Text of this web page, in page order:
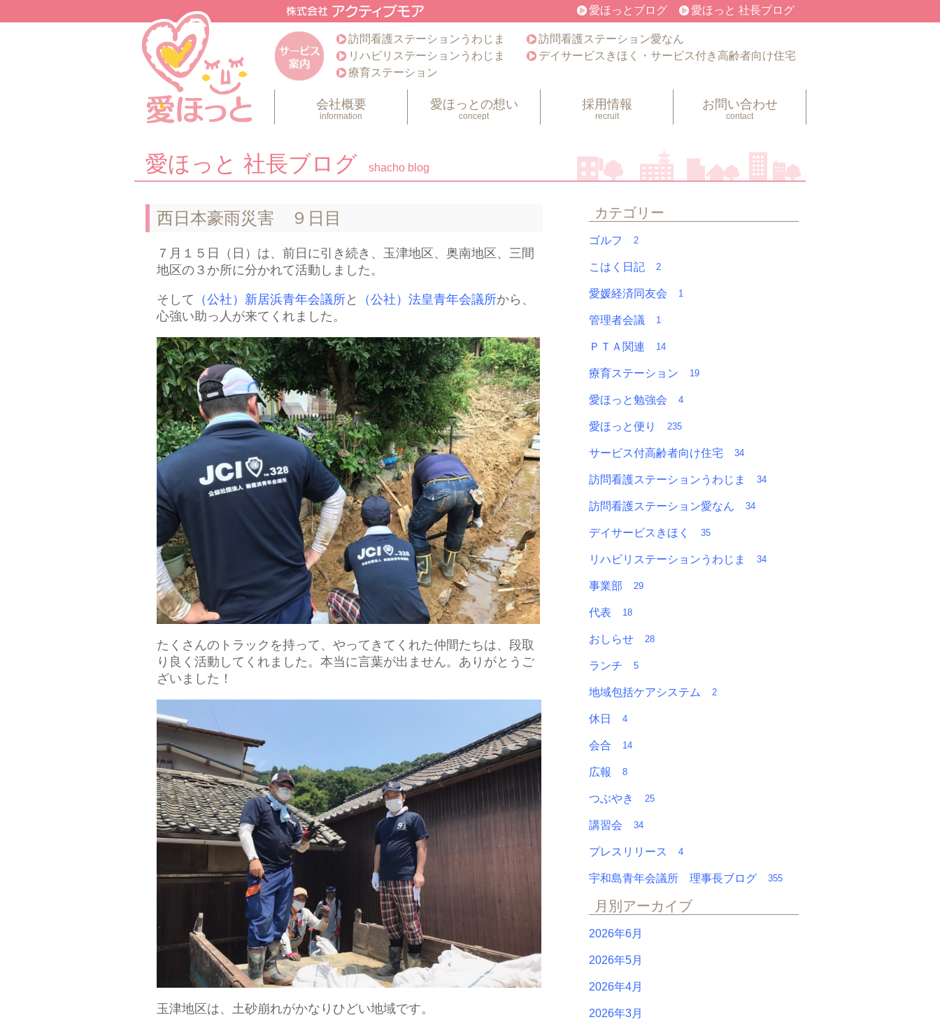
愛ほっとブログ 愛ほっと 社長ブログ
訪問看護ステーションうわじま
訪問看護ステーション愛なん
リハビリステーションうわじま
デイサービスきほく・サービス付き高齢者向け住宅
療育ステーション
会社概要
information
愛ほっとの想い
concept
採用情報
recruit
お問い合わせ
contact
愛ほっと 社長ブログ shacho blog
西日本豪雨災害 ９日目
７月１５日（日）は、前日に引き続き、玉津地区、奥南地区、三間
地区の３か所に分かれて活動しました。
そして （公社）新居浜青年会議所と （公社）法皇青年会議所から、
心強い助っ人が来てくれました。
たくさんのトラックを持って、やってきてくれた仲間たちは、段取
り良く活動してくれました。本当に言葉が出ません。ありがとうご
ざいました！
玉津地区は、土砂崩れがかなりひどい地域です。
カテゴリー
ゴルフ 2
こはく日記 2
愛媛経済同友会 1
管理者会議 1
ＰＴＡ関連 14
療育ステーション 19
愛ほっと勉強会 4
愛ほっと便り 235
サービス付高齢者向け住宅 34
訪問看護ステーションうわじま 34
訪問看護ステーション愛なん 34
デイサービスきほく 35
リハビリステーションうわじま 34
事業部 29
代表 18
おしらせ 28
ランチ 5
地域包括ケアシステム 2
休日 4
会合 14
広報 8
つぶやき 25
講習会 34
プレスリリース 4
宇和島青年会議所 理事長ブログ 355
月別アーカイブ
2026年6月
2026年5月
2026年4月
2026年3月